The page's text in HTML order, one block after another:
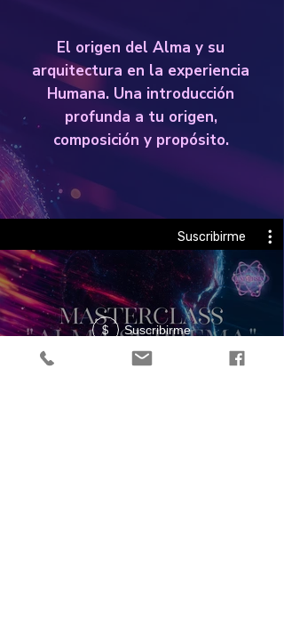
El origen del Alma y su
arquitectura en la experiencia
Humana. Una introducción
profunda a tu origen,
composición y propósito.
Suscribirme
$ Suscribirme